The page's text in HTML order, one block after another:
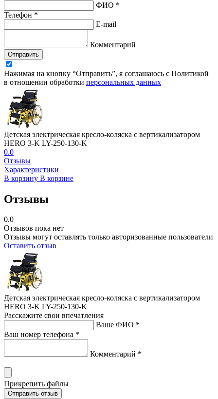
ФИО *
Телефон *
E-mail
Комментарий
Отправить
Нажимая на кнопку “Отправить”, я соглашаюсь с Политикой
в отношении обработки персональных данных
Детская электрическая кресло-коляска с вертикализатором
HERO 3-K LY-250-130-K
0.0
Отзывы
Характеристики
В корзину В корзине
Отзывы
0.0
Отзывов пока нет
Отзывы могут оставлять только авторизованные пользователи
Оставить отзыв
Детская электрическая кресло-коляска с вертикализатором
HERO 3-K LY-250-130-K
Расскажите свои впечатления
Ваше ФИО *
Ваш номер телефона *
Комментарий *
Прикрепить файлы
Отправить отзыв